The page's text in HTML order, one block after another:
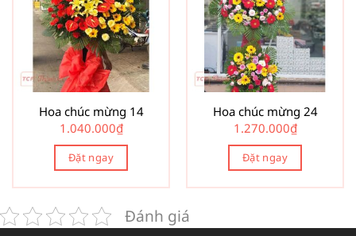
Hoa chúc mừng 14
1.040.000₫
Đặt ngay
Hoa chúc mừng 24
1.270.000₫
Đặt ngay
Đánh giá